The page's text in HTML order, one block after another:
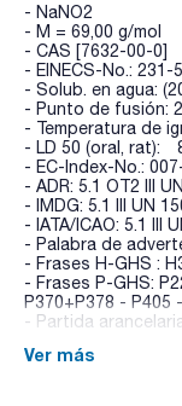
- NaNO2
- M = 69,00 g/mol
- CAS [7632-00-0]
- EINECS-No.: 231-
- Solub. en agua:
- Punto de fusión:
- Temperatura de
- LD 50 (oral, rat):
- EC-Index-No.:
- ADR: 5.1 OT2 III
- IMDG: 5.1 III UN
- IATA/ICAO: 5.1 III
- Palabra de
- Frases H-GHS :
- Frases P-GHS:
P370+P378 - P405
- Partida
ESPECIFICACIONES
Ver más